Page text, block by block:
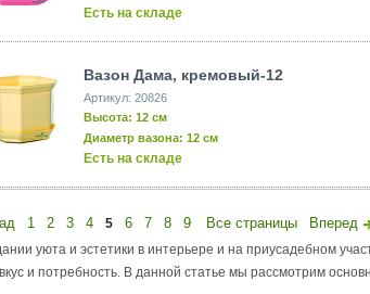
Есть на складе
Вазон Дама, кремовый-12
Артикул: 20826
Высота: 12 см
Диаметр вазона: 12 см
Есть на складе
1 2 3 4 5 6 7 8 9 Все страницы Вперед
уюта и эстетики в интерьере и на приусадебном
и потребность. В данной статье мы рассмотрим